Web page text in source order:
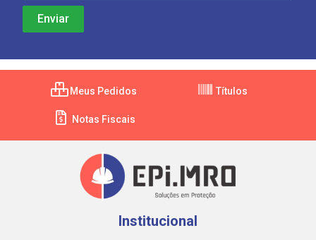
Meus Pedidos Títulos
Notas Fiscais
Institucional